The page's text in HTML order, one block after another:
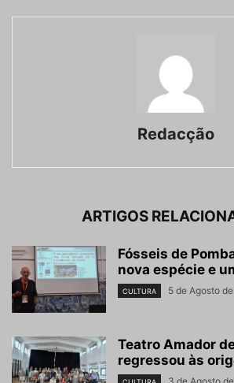
Redacção
ARTIGOS
Fósseis de
nova espécie e
CULTURA 5 de Agosto
Teatro Amador
regressou às